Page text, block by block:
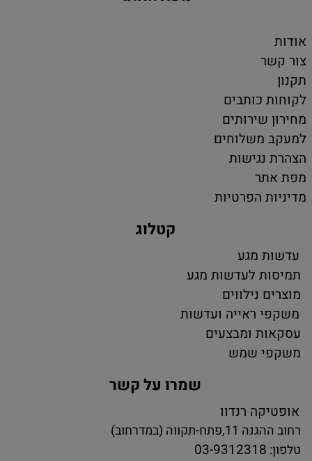
אודות
צור קשר
תקנון
לקוחות כותבים
מחירון שירותים
למעקב משלוחים
הצהרת נגישות
מפת אתר
מדיניות הפרטיות
קטלוג
עדשות מגע
תמיסות לעדשות מגע
מוצרים נילווים
משקפי ראייה ועדשות
עסקאות ומבצעים
משקפי שמש
שמרו על קשר
אופטיקה רנדוו
רחוב ההגנה 11,פתח-תקווה (במדרחוב)
טלפון: 03-9312318